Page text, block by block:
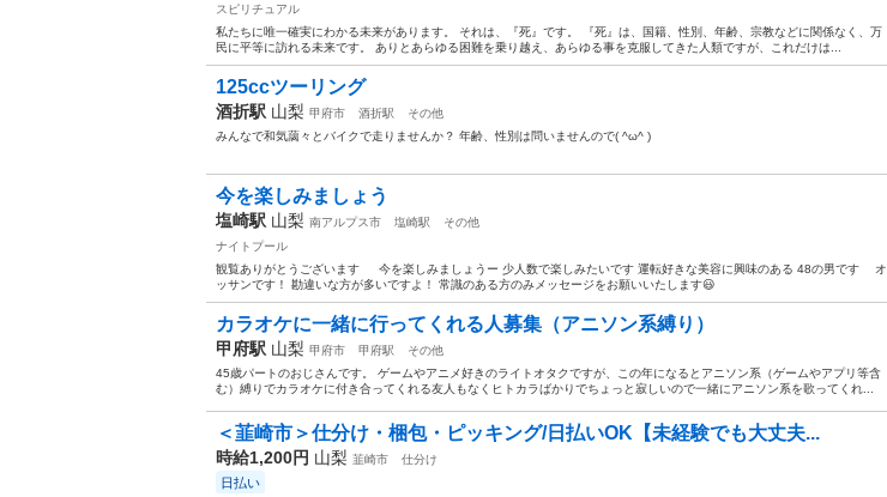
スピリチュアル
私たちに唯一確実にわかる未来があります。 それは、『死』です。 『死』は、国籍、性別、年齢、宗教などに関係なく、万
民に平等に訪れる未来です。 ありとあらゆる困難を乗り越え、あらゆる事を克服してきた人類ですが、これだけは...
125ccツーリング
酒折駅 山梨 甲府市 酒折駅
その他
みんなで和気藹々とバイクで走りませんか？ 年齢、性別は問いませんので( ^ω^ )
今を楽しみましょう
塩崎駅 山梨 南アルプス市 塩崎駅
その他
ナイトプール
観覧ありがとうございます 今を楽しみましょうー 少人数で楽しみたいです 運転好きな美容に興味のある 48の男です オ
ッサンです！ 勘違いな方が多いですよ！ 常識のある方のみメッセージをお願いいたします😃
カラオケに一緒に行ってくれる人募集（アニソン系縛り）
甲府駅 山梨 甲府市 甲府駅
その他
45歳パートのおじさんです。 ゲームやアニメ好きのライトオタクですが、この年になるとアニソン系（ゲームやアプリ等含
む）縛りでカラオケに付き合ってくれる友人もなくヒトカラばかりでちょっと寂しいので一緒にアニソン系を歌ってくれ...
＜韮崎市＞仕分け・梱包・ピッキング/日払いOK【未経験でも大丈夫...
時給1,200円 山梨 韮崎市 仕分け
日払い